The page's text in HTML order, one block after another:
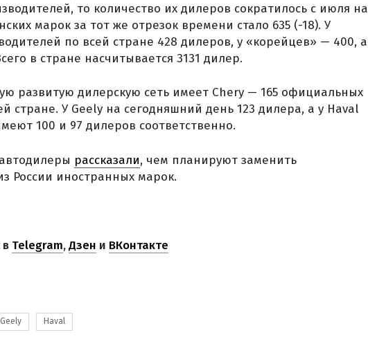
то количество их дилеров сократилось с июля на
марок за тот же отрезок времени стало 635 (-18). У
по всей стране 428 дилеров, у «корейцев» — 400, а
в стране насчитывается 3131 дилер.
развитую дилерскую сеть имеет Chery — 165 официальных
стране. У Geely на сегодняшний день 123 дилера, а у Haval
100 и 97 дилеров соответственно.
рассказали, чем планируют заменить
России иностранных марок.
в Telegram,Дзен и ВКонтакте
Geely Haval